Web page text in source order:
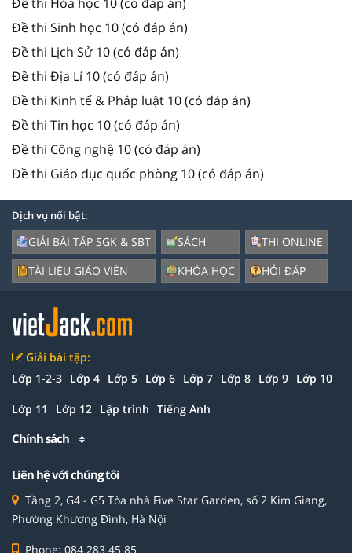
Đề thi Sinh học 10 (có đáp án)
Đề thi Lịch Sử 10 (có đáp án)
Đề thi Địa Lí 10 (có đáp án)
Đề thi Kinh tế & Pháp luật 10 (có đáp án)
Đề thi Tin học 10 (có đáp án)
Đề thi Công nghệ 10 (có đáp án)
Đề thi Giáo dục quốc phòng 10 (có đáp án)
Dịch vụ nổi bật:
GIẢI BÀI TẬP SGK & SBT
TÀI LIỆU GIÁO VIÊN
SÁCH
KHÓA HỌC
THI ONLINE
HỎI ĐÁP
Giải bài tập:
Lớp 1-2-3 Lớp 4 Lớp 5 Lớp 6 Lớp 7 Lớp 8 Lớp 9 Lớp 10
Lớp 11 Lớp 12 Lập trình Tiếng Anh
Chính sách
Liên hệ với chúng tôi
Tầng 2, G4 - G5 Tòa nhà Five Star Garden, số 2 Kim Giang,
Phường Khương Đình, Hà Nội
Phone: 084 283 45 85